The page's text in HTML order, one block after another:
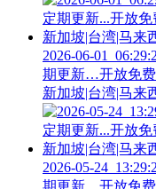
2026-06-
期更新…开放免费
新加坡|台湾|马来
2026-05-